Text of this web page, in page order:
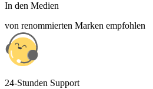
In den Medien
von renommierten Marken empfohlen
24-Stunden Support